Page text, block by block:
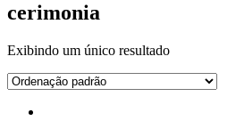
cerimonia
Exibindo um único resultado